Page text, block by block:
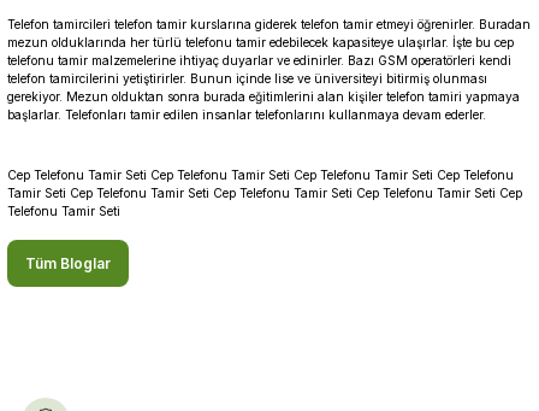
Telefon tamircileri telefon tamir kurslarına giderek telefon tamir etmeyi öğrenirler. Buradan
mezun olduklarında her türlü telefonu tamir edebilecek kapasiteye ulaşırlar. İşte bu cep
telefonu tamir malzemelerine ihtiyaç duyarlar ve edinirler. Bazı GSM operatörleri kendi
telefon tamircilerini yetiştirirler. Bunun içinde lise ve üniversiteyi bitirmiş olunması
gerekiyor. Mezun olduktan sonra burada eğitimlerini alan kişiler telefon tamiri yapmaya
başlarlar. Telefonları tamir edilen insanlar telefonlarını kullanmaya devam ederler.
Cep Telefonu Tamir Seti Cep Telefonu Tamir Seti Cep Telefonu Tamir Seti Cep Telefonu
Tamir Seti Cep Telefonu Tamir Seti Cep Telefonu Tamir Seti Cep Telefonu Tamir Seti Cep
Telefonu Tamir Seti
Tüm Bloglar